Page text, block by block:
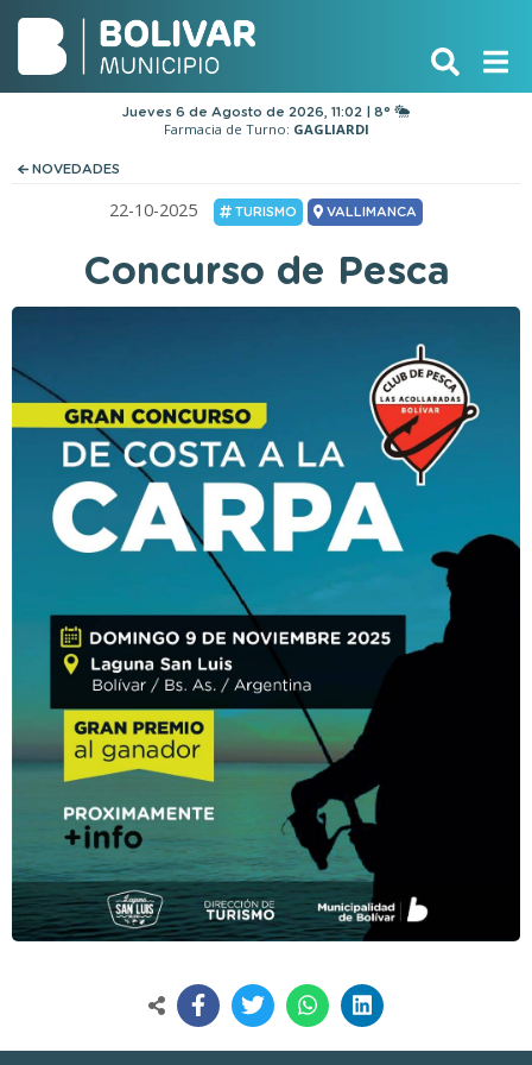
Jueves 6 de Agosto de 2026, 11:02 | 8°
Farmacia de Turno: GAGLIARDI
NOVEDADES
22-10-2025 TURISMO VALLIMANCA
Concurso de Pesca